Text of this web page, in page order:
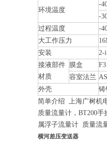
环境温度
-
-
过程温度
-
大工作压力
安装
2-
接液部件
材质
膜盒
容室法兰
外壳
铸
简单介绍 上海广树机
质量流量计，BT200
属浮子流量计 质量流
横河差压变送器